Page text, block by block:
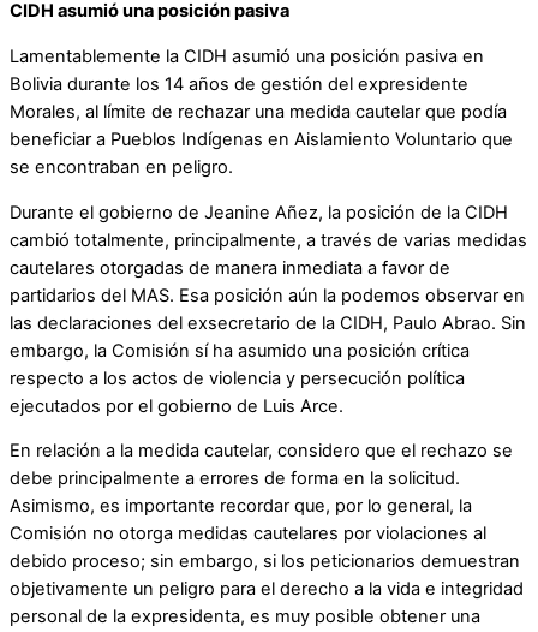
CIDH asumió una posición pasiva
Lamentablemente la CIDH asumió una posición pasiva en
Bolivia durante los 14 años de gestión del expresidente
Morales, al límite de rechazar una medida cautelar que podía
beneficiar a Pueblos Indígenas en Aislamiento Voluntario que
se encontraban en peligro.
Durante el gobierno de Jeanine Añez, la posición de la CIDH
cambió totalmente, principalmente, a través de varias medidas
cautelares otorgadas de manera inmediata a favor de
partidarios del MAS. Esa posición aún la podemos observar en
las declaraciones del exsecretario de la CIDH, Paulo Abrao. Sin
embargo, la Comisión sí ha asumido una posición crítica
respecto a los actos de violencia y persecución política
ejecutados por el gobierno de Luis Arce.
En relación a la medida cautelar, considero que el rechazo se
debe principalmente a errores de forma en la solicitud.
Asimismo, es importante recordar que, por lo general, la
Comisión no otorga medidas cautelares por violaciones al
debido proceso; sin embargo, si los peticionarios demuestran
objetivamente un peligro para el derecho a la vida e integridad
personal de la expresidenta, es muy posible obtener una